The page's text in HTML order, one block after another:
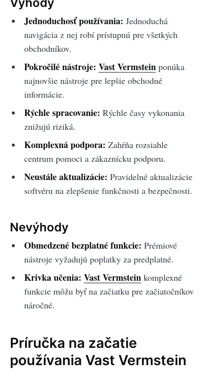
Jednoduchosť používania: Jednoduchá
navigácia z nej robí prístupnú pre všetkých
obchodníkov.
Pokročilé nástroje: Vast Vermsteinponúka
najnovšie nástroje pre lepšie obchodné
informácie.
Rýchle spracovanie: Rýchle časy vykonania
znižujú riziká.
Komplexná podpora: Zahŕňa rozsiahle
centrum pomoci a zákaznícku podporu.
Neustále aktualizácie: Pravidelné aktualizácie
softvéru na zlepšenie funkčnosti a bezpečnosti.
Nevýhody
Obmedzené bezplatné funkcie: Prémiové
nástroje vyžadujú poplatky za predplatné.
Krivka učenia: Vast Vermstein komplexné
funkcie môžu byť na začiatku pre začiatočníkov
náročné.
Príručka na začatie
používania Vast Vermstein